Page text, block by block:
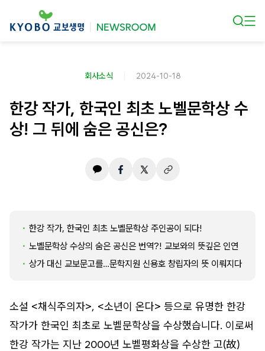
회사소식 2024-10-18
한강 작가, 한국인 최초 노벨문학상 수
상! 그 뒤에 숨은 공신은?
한강 작가, 한국인 최초 노벨문학상 주인공이 되다!
노벨문학상 수상의 숨은 공신은 번역?! 교보와의 뜻깊은 인연
상가 대신 교보문고를…문학지원 신용호 창립자의 뜻 이뤄지다
소설 <채식주의자>, <소년이 온다> 등으로 유명한 한강
작가가 한국인 최초로 노벨문학상을 수상했습니다. 이로써
한강 작가는 지난 2000년 노벨평화상을 수상한 고(故)